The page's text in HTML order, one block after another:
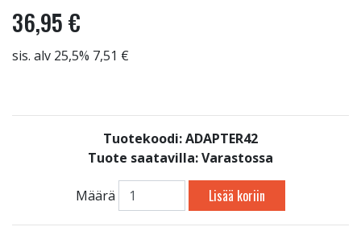
36,95 €
sis. alv 25,5% 7,51 €
Tuotekoodi: ADAPTER42
Tuote saatavilla:Varastossa
Määrä Lisää koriin